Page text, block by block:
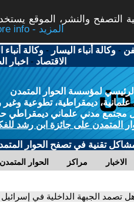
التصفح والنشر، الموقع
More info - المزيد
-وكالة أنباء اليسار -وكالة أنباء
الاقتصاد - اخبار
لمؤسسة الحوار المتمدن
علمانية، ديمقراطية، تطوعية وغير
مدني علماني ديمقراطي
المتمدن على جائزة ابن رشد
مشاكل تقنية في تصفح الحوار
الحوار المتمدن مراكز الاخبار
تصمد الجبهة الداخلية في إسرائيل